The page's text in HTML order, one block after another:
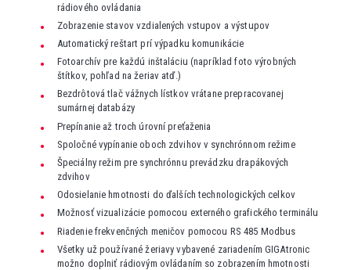
rádiového ovládania
Zobrazenie stavov vzdialených vstupov a výstupov
Automatický reštart prí výpadku komunikácie
Fotoarchív pre každú inštaláciu (napríklad foto výrobných
štítkov, pohľad na žeriav atď.)
Bezdrôtová tlač vážnych lístkov vrátane prepracovanej
sumárnej databázy
Prepínanie až troch úrovní preťaženia
Spoločné vypínanie oboch zdvihov v synchrónnom režime
Špeciálny režim pre synchrónnu prevádzku drapákových
zdvihov
Odosielanie hmotnosti do ďalších technologických celkov
Možnosť vizualizácie pomocou externého grafického terminálu
Riadenie frekvenčných meničov pomocou RS 485 Modbus
Všetky už používané žeriavy vybavené zariadením GIGAtronic
možno doplniť rádiovým ovládaním so zobrazením hmotnosti